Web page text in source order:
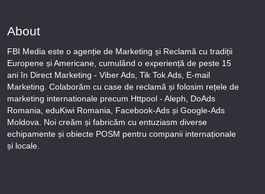
About
FBI Media este o agenție de Marketing și Reclamă cu tradiții
Europene și Americane, cumulând o experiență de peste 15
ani în Direct Marketing - Viber Ads, Tik Tok Ads, E-mail
Marketing. Colaborăm cu case de reclamă și folosim rețele de
marketing internationale precum Httpool - Aleph, DoAds
Romania, eduKiwi Romania, Facebook-Ads și Google-Ads
Moldova. Noi creăm și fabricăm cu entuziasm diverse
echipamente și obiecte POSM pentru companii internaționale
și locale.